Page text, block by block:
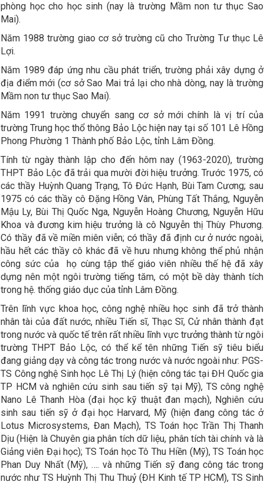
phòng học cho học sinh (nay là trường Mầm non tư thục Sao
Mai).
Năm 1988 trường giao cơ sở trường cũ cho Trường Tư thục Lê
Lợi.
Năm 1989 đáp ứng nhu cầu phát triển, trường phải xây dựng ở
địa điểm mới (cơ sở Sao Mai trả lại cho nhà dòng, nay là trường
Mầm non tư thục Sao Mai).
Năm 1991 trường chuyển sang cơ sở mới chính là vị trí của
trường Trung học thổ thông Bảo Lộc hiện nay tại số 101 Lê Hồng
Phong Phường 1 Thành phố Bảo Lộc, tỉnh Lâm Đồng.
Tính từ ngày thành lập cho đến hôm nay (1963-2020), trường
THPT Bảo Lộc đã trải qua mười đời hiệu trưởng. Trước 1975, có
các thầy Huỳnh Quang Trạng, Tô Đức Hạnh, Bùi Tam Cương; sau
1975 có các thầy cô Đặng Hồng Vân, Phùng Tất Thắng, Nguyễn
Mậu Ly, Bùi Thị Quốc Nga, Nguyễn Hoàng Chương, Nguyễn Hữu
Khoa và đương kim hiệu trưởng là cô Nguyễn thị Thùy Phương.
Có thầy đã về miền miên viễn; có thầy đã định cư ở nước ngoài,
hầu hết các thầy cô khác đã về hưu nhưng không thể phủ nhận
công sức của họ cùng tập thể giáo viên nhiều thế hệ đã xây
dựng nên một ngôi trường tiếng tăm, có một bề dày thành tích
trong hệ. thống giáo dục của tỉnh Lâm Đồng.
Trên lĩnh vực khoa học, công nghệ nhiều học sinh đã trở thành
nhân tài của đất nước, nhiều Tiến sĩ, Thạc Sĩ, Cử nhân thành đạt
trong nước và quốc tế trên rất nhiều lĩnh vực trưởng thành từ ngôi
trường THPT Bảo Lộc, có thể kể tên những Tiến sỹ tiêu biểu
đang giảng dạy và công tác trong nước và nước ngoài như: PGS-
TS Công nghệ Sinh học Lê Thị Lý (hiện công tác tại ĐH Quốc gia
TP HCM và nghiên cứu sinh sau tiến sỹ tại Mỹ), TS công nghệ
Nano Lê Thanh Hòa (đại học kỹ thuật đan mạch), Nghiên cứu
sinh sau tiến sỹ ở đại học Harvard, Mỹ (hiện đang công tác ở
Lotus Microsystems, Đan Mạch), TS Toán học Trần Thị Thanh
Dịu (Hiện là Chuyên gia phân tích dữ liệu, phân tích tài chính và là
Giảng viên Đại học); TS Toán học Tô Thu Hiền (Mỹ), TS Toán học
Phan Duy Nhất (Mỹ), …. và những Tiến sỹ đang công tác trong
nước như TS Huỳnh Thị Thu Thuỷ (ĐH Kinh tế TP HCM), TS Sinh